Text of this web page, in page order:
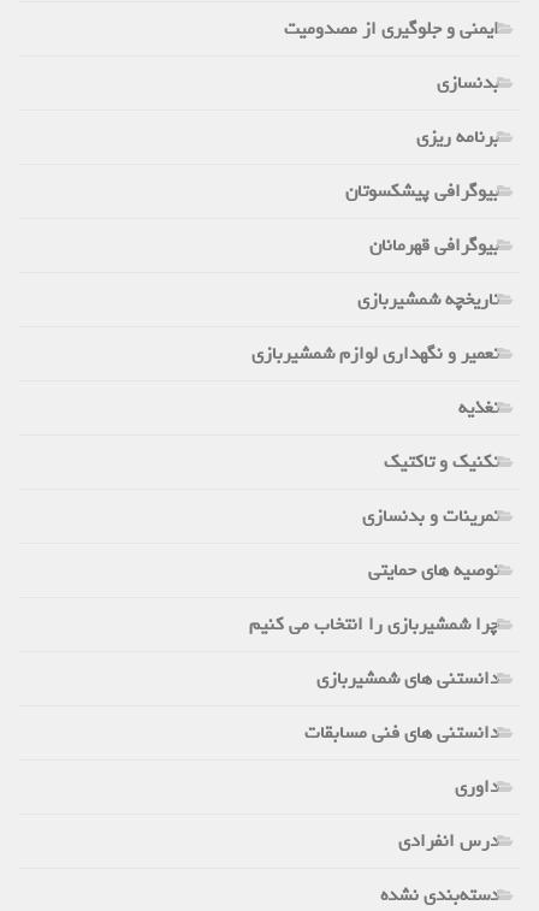
ایمنی و جلوگیری از مصدومیت
بدنسازی
برنامه ریزی
بیوگرافی پیشکسوتان
بیوگرافی قهرمانان
تاریخچه شمشیربازی
تعمیر و نگهداری لوازم شمشیربازی
تغذیه
تکنیک و تاکتیک
تمرینات و بدنسازی
توصیه های حمایتی
چرا شمشیربازی را انتخاب می کنیم
دانستنی های شمشیربازی
دانستنی های فنی مسابقات
داوری
درس انفرادی
دسته‌بندی نشده